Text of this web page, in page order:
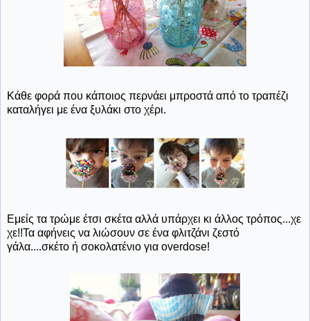
Κάθε φορά που κάποιος περνάει μπροστά από το τραπέζι
καταλήγει με ένα ξυλάκι στο χέρι.
Εμείς τα τρώμε έτσι σκέτα αλλά υπάρχει κι άλλος τρόπος...χε
χε!!Τα αφήνεις να λιώσουν σε ένα φλιτζάνι ζεστό
γάλα....σκέτο ή σοκολατένιο για overdose!